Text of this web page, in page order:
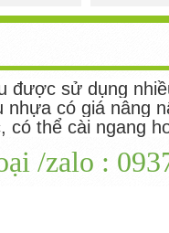
được sử dụng
có giá nâng
có thể cài ngang
/zalo :